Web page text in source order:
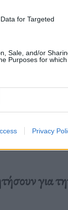
for Targeted
Sale, and/or
Purposes for
Privacy
για